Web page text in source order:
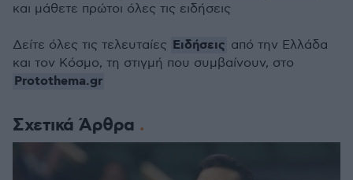
Σχετικά Άρθρα
και μάθετε πρώτοι όλες τις ειδήσεις
Δείτε όλες τις τελευταίες Ειδήσεις από την Ελλάδα
και τον Κόσμο, τη στιγμή που συμβαίνουν, στο
Protothema.gr